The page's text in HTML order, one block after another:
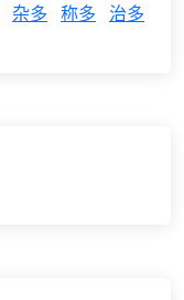
杂多 称多
治多